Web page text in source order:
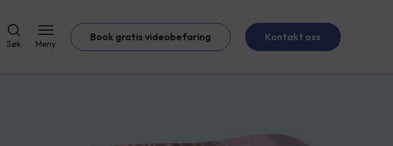
Søk Meny
Book gratis videobefaring Kontakt oss